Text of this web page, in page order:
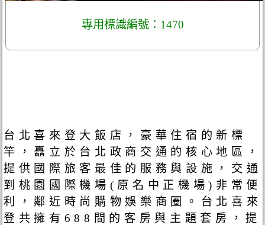
專用標識編號：1470
台北喜來登大飯店，豪華住宿的新標
竿，矗立於台北政商交通的核心地區，
提供國際旅客最佳的服務與設施，交通
到桃園國際機場(原名中正機場)非常便
利，鄰近時尚購物娛樂商圈。台北喜來
登共擁有688間的客房與主題套房，提